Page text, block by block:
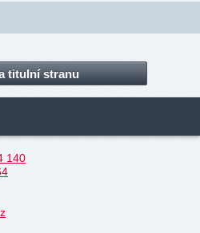
titulní stranu
140